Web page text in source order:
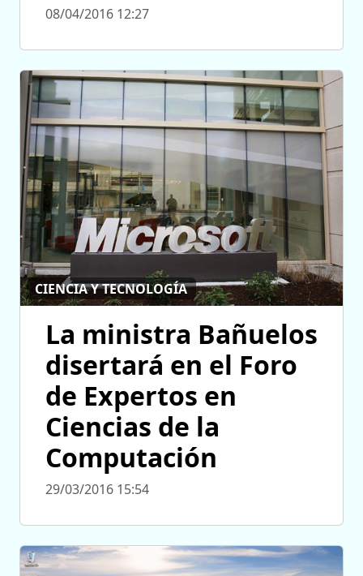
08/04/2016 12:27
CIENCIA Y TECNOLOGÍA
La ministra Bañuelos
disertará en el Foro
de Expertos en
Ciencias de la
Computación
29/03/2016 15:54